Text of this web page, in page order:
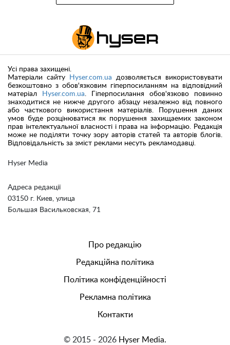
Hyser Media
Адреса редакції
03150 г. Киев, улица
Большая Васильковская, 71
Усі права захищені.
Матеріали сайту
Hyser.com.ua дозволяється використовувати
безкоштовно з обов'язковим гіперпосиланням на відповідний
матеріал
Hyser.com.ua. Гіперпосилання обов'язково повинно
знаходитися не нижче другого абзацу незалежно від повного
або часткового використання матеріалів. Порушення даних
умов буде розцінюватися як порушення захищаемих законом
прав інтелектуальної власності і права на інформацію. Редакція
може не поділяти точку зору авторів статей та авторів блогів.
Відповідальність за зміст реклами несуть рекламодавці.
Про редакцію
Редакційна політика
Політика конфіденційності
Рекламна політика
Контакти
© 2015 - 2026 Hyser Media.